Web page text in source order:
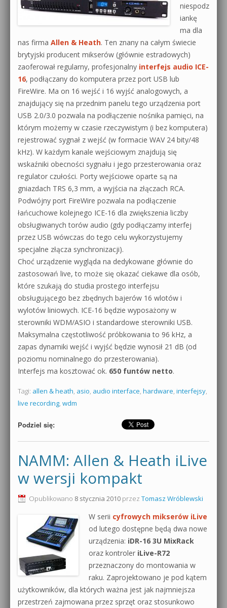
niespodz
iankę
ma dla
nas firma Allen & Heath. Ten znany na całym świecie
brytyjski producent mikserów (głównie estradowych)
zaoferował regularny, profesjonalny interfejs audio ICE-
16, podłączany do komputera przez port USB lub
FireWire. Ma on 16 wejść i 16 wyjść analogowych, a
znajdujący się na przednim panelu tego urządzenia port
USB 2.0/3.0 pozwala na podłączenie nośnika pamięci, na
którym możemy w czasie rzeczywistym (i bez komputera)
rejestrować sygnał z wejść (w formacie WAV 24 bity/48
kHz). W każdym kanale wejściowym znajdują się
wskaźniki obecności sygnału i jego przesterowania oraz
regulator czułości. Porty wejściowe oparte są na
gniazdach TRS 6,3 mm, a wyjścia na złączach RCA.
Podwójny port FireWire pozwala na podłączenie
łańcuchowe kolejnego ICE-16 dla zwiększenia liczby
obsługiwanych torów audio (gdy podłączamy interfej
przez USB wówczas do tego celu wykorzystujemy
specjalne złącza synchronizacji).
Choć urządzenie wygląda na dedykowane głównie do
zastosowań live, to może się okazać ciekawe dla osób,
które szukają do studia prostego interfejsu
obsługującego bez zbędnych bajerów 16 wlotów i
wylotów liniowych. ICE-16 będzie wyposażony w
sterowniki WDM/ASIO i standardowe sterowniki USB.
Maksymalna częstotliwość próbkowania to 96 kHz, a
zapas dynamiki wejść i wyjść będzie wynosił 21 dB (od
poziomu nominalnego do przesterowania).
Interfejs ma kosztować ok. 650 funtów netto.
Tagi: allen & heath, asio, audio interface, hardware, interfejsy,
live recording, wdm
Podziel się:
NAMM: Allen & Heath iLive
w wersji kompakt
Opublikowano 8 stycznia 2010 przez Tomasz Wróblewski
W serii cyfrowych mikserów iLive
od lutego dostępne będą dwa nowe
urządzenia: iDR-16 3U MixRack
oraz kontroler iLive-R72
przeznaczony do montowania w
raku. Zaprojektowano je pod kątem
użytkowników, dla których ważna jest jak najmniejsza
przestrzeń zajmowana przez sprzęt oraz stosunkowo